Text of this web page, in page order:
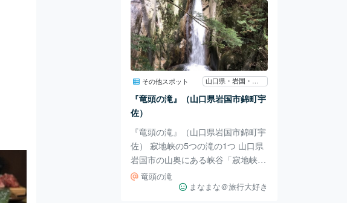
日には瀬戸内海の景色を堪能できる
ため、リフレッシュにもなるでしょ
う。 上関のカフェ「瀬里家」は、
ランチにおすすめなお店で、子供連
れでも行きやすいですよ〜！ 住
所：〒742-1402 山口県熊毛郡上関
町大字長島619-3 平日の営業時間：
11時〜16時30分 土日祝の営業時
間：
その他スポット 山口県・岩国・柳井
『竜頭の滝』（山口県岩国市錦町宇
佐）
『竜頭の滝』（山口県岩国市錦町宇
佐） 寂地峡の5つの滝の1つ 山口県
岩国市の山奥にある峡谷「寂地峡」
寂地峡には5つの滝がありその中の1
つで 最も上流にあるのが「竜頭の
竜頭の滝
まなまな＠旅行大好き